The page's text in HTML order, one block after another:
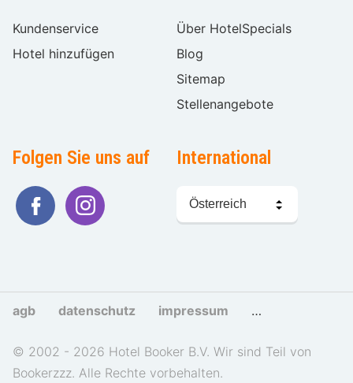
Kundenservice
Hotel hinzufügen
Über HotelSpecials
Blog
Sitemap
Stellenangebote
Folgen Sie uns auf International
Sprache
wählen
agb datenschutz impressum cookies und
© 2002 - 2026 Hotel Booker B.V. Wir sind Teil von
Bookerzzz. Alle Rechte vorbehalten.